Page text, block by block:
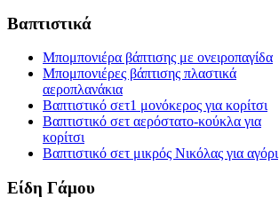
Βαπτιστικά
Μπομπονιέρα βάπτισης με ονειροπαγίδα
Μπομπονιέρες βάπτισης πλαστικά
αεροπλανάκια
Βαπτιστικό σετ1 μονόκερος για κορίτσι
Βαπτιστικό σετ αερόστατο-κούκλα για
κορίτσι
Βαπτιστικό σετ μικρός Νικόλας για αγόρι
Είδη Γάμου